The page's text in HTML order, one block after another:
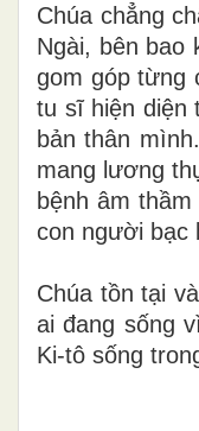
Chúa chẳng
Ngài, bên bao
gom góp từng
tu sĩ hiện diện
bản thân
mang lương
bệnh âm
con người bạc
Chúa tồn tại
ai đang sống
Ki-tô sống